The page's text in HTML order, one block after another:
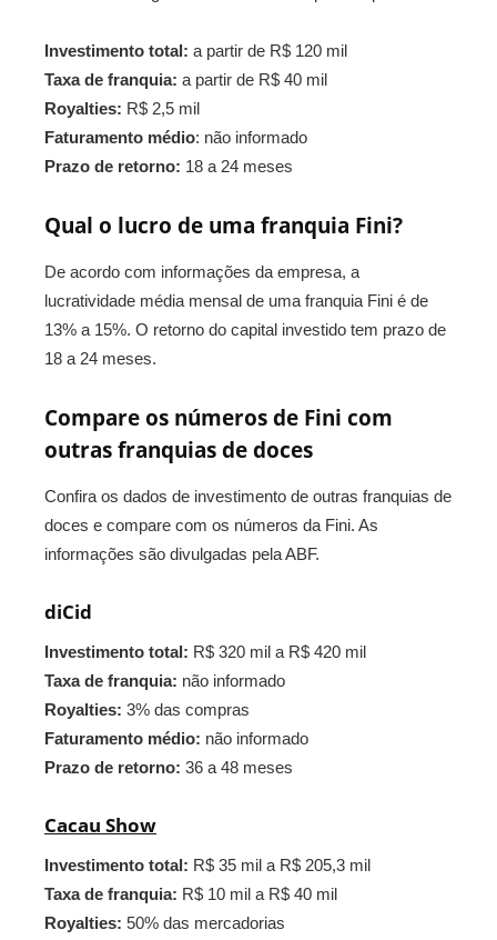
Investimento total: a partir de R$ 120 mil
Taxa de franquia: a partir de R$ 40 mil
Royalties: R$ 2,5 mil
Faturamento médio: não informado
Prazo de retorno: 18 a 24 meses
Qual o lucro de uma franquia Fini?
De acordo com informações da empresa, a
lucratividade média mensal de uma franquia Fini é de
13% a 15%. O retorno do capital investido tem prazo de
18 a 24 meses.
Compare os números de Fini com
outras franquias de doces
Confira os dados de investimento de outras franquias de
doces e compare com os números da Fini. As
informações são divulgadas pela ABF.
diCid
Investimento total: R$ 320 mil a R$ 420 mil
Taxa de franquia: não informado
Royalties: 3% das compras
Faturamento médio: não informado
Prazo de retorno: 36 a 48 meses
Cacau Show
Investimento total: R$ 35 mil a R$ 205,3 mil
Taxa de franquia: R$ 10 mil a R$ 40 mil
Royalties: 50% das mercadorias